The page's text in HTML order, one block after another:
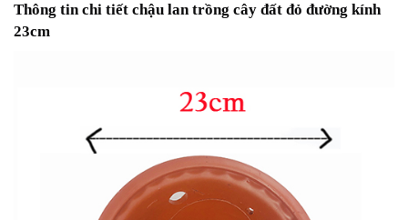
Thông tin chi tiết chậu lan trồng cây đất đỏ đường kính
23cm